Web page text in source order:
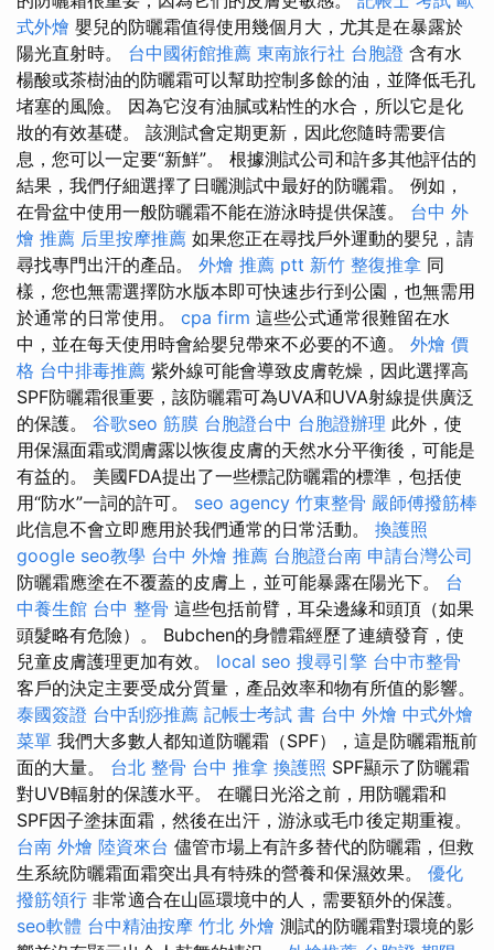
式外燴 嬰兒的防曬霜值得使用幾個月大，尤其是在暴露於
陽光直射時。 台中國術館推薦 東南旅行社 台胞證 含有水
楊酸或茶樹油的防曬霜可以幫助控制多餘的油，並降低毛孔
堵塞的風險。 因為它沒有油膩或粘性的水合，所以它是化
妝的有效基礎。 該測試會定期更新，因此您隨時需要信
息，您可以一定要“新鮮”。 根據測試公司和許多其他評估的
結果，我們仔細選擇了日曬測試中最好的防曬霜。 例如，
在骨盆中使用一般防曬霜不能在游泳時提供保護。 台中 外
燴 推薦 后里按摩推薦 如果您正在尋找戶外運動的嬰兒，請
尋找專門出汗的產品。 外燴 推薦 ptt 新竹 整復推拿 同
樣，您也無需選擇防水版本即可快速步行到公園，也無需用
於通常的日常使用。 cpa firm 這些公式通常很難留在水
中，並在每天使用時會給嬰兒帶來不必要的不適。 外燴 價
格 台中排毒推薦 紫外線可能會導致皮膚乾燥，因此選擇高
SPF防曬霜很重要，該防曬霜可為UVA和UVA射線提供廣泛
的保護。 谷歌seo 筋膜 台胞證台中 台胞證辦理 此外，使
用保濕面霜或潤膚露以恢復皮膚的天然水分平衡後，可能是
有益的。 美國FDA提出了一些標記防曬霜的標準，包括使
用“防水”一詞的許可。 seo agency 竹東整骨 嚴師傅撥筋棒
此信息不會立即應用於我們通常的日常活動。 換護照
google seo教學 台中 外燴 推薦 台胞證台南 申請台灣公司
防曬霜應塗在不覆蓋的皮膚上，並可能暴露在陽光下。 台
中養生館 台中 整骨 這些包括前臂，耳朵邊緣和頭頂（如果
頭髮略有危險）。 Bubchen的身體霜經歷了連續發育，使
兒童皮膚護理更加有效。 local seo 搜尋引擎 台中市整骨
客戶的決定主要受成分質量，產品效率和物有所值的影響。
泰國簽證 台中刮痧推薦 記帳士考試 書 台中 外燴 中式外燴
菜單 我們大多數人都知道防曬霜（SPF），這是防曬霜瓶前
面的大量。 台北 整骨 台中 推拿 換護照 SPF顯示了防曬霜
對UVB輻射的保護水平。 在曬日光浴之前，用防曬霜和
SPF因子塗抹面霜，然後在出汗，游泳或毛巾後定期重複。
台南 外燴 陸資來台 儘管市場上有許多替代的防曬霜，但救
生系統防曬霜面霜突出具有特殊的營養和保濕效果。 優化
撥筋領行 非常適合在山區環境中的人，需要額外的保護。
seo軟體 台中精油按摩 竹北 外燴 測試的防曬霜對環境的影